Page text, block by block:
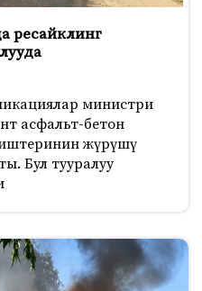
ресайклинг
министри
асфальт-бетон
жүрүшү
Бул тууралуу